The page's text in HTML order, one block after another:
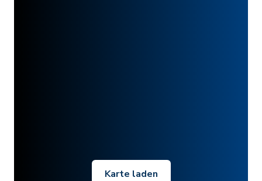
Karte laden